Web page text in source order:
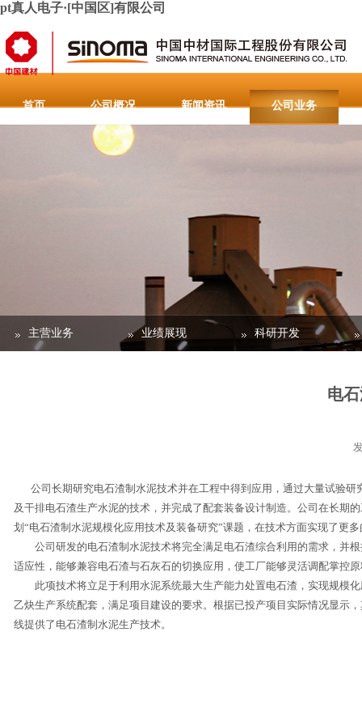
pt真人电子·[中国区]有限公司
首页 公司概况 新闻资讯 公司业务
联系pt真人电子·[中国区]有限公司
主营业务 业绩展现 科研开发
电
公司长期研究电石渣制水泥技术并在工程中得到应用，通过大量试验研
及干排电石渣生产水泥的技术，并完成了配套装备设计制造。公司在长期
划“电石渣制水泥规模化应用技术及装备研究”课题，在技术方面实现了更
公司研发的电石渣制水泥技术将完全满足电石渣综合利用的需求，并
适应性，能够兼容电石渣与石灰石的切换应用，使工厂能够灵活调配掌控
此项技术将立足于利用水泥系统最大生产能力处置电石渣，实现规模
乙炔生产系统配套，满足项目建设的要求。根据已投产项目实际情况显示
线提供了电石渣制水泥生产技术。